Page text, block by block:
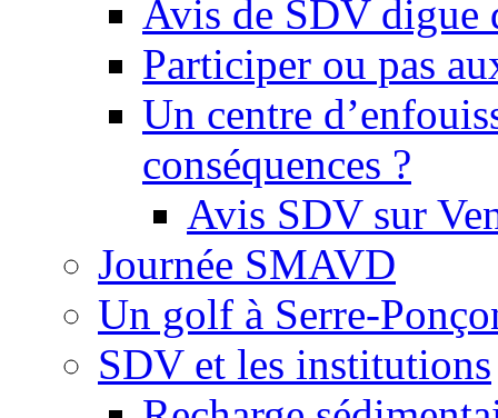
Avis de SDV digue
Participer ou pas
Un centre
conséquences ?
Avis SDV sur
Journée SMAVD
Un golf à Serre-
SDV et les institutions